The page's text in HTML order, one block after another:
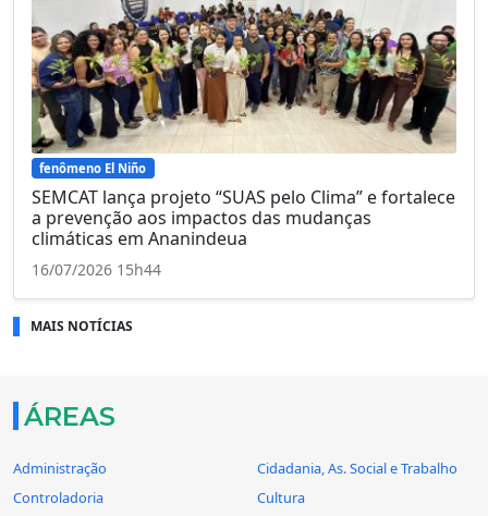
fenômeno El Niño
SEMCAT lança projeto “SUAS pelo Clima” e fortalece
a prevenção aos impactos das mudanças
climáticas em Ananindeua
16/07/2026 15h44
MAIS NOTÍCIAS
ÁREAS
Administração
Cidadania, As. Social e Trabalho
Controladoria
Cultura